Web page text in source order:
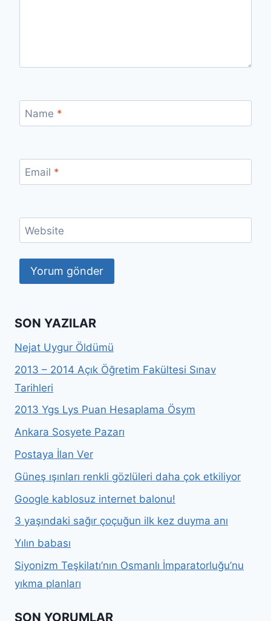
Name *
Email *
Website
SON YAZILAR
Nejat Uygur Öldümü
2013 – 2014 Açık Öğretim Fakültesi Sınav
Tarihleri
2013 Ygs Lys Puan Hesaplama Ösym
Ankara Sosyete Pazarı
Postaya İlan Ver
Güneş ışınları renkli gözlüleri daha çok etkiliyor
Google kablosuz internet balonu!
3 yaşındaki sağır çoçuğun ilk kez duyma anı
Yılın babası
Siyonizm Teşkilatı’nın Osmanlı İmparatorluğu’nu
yıkma planları
SON YORUMLAR